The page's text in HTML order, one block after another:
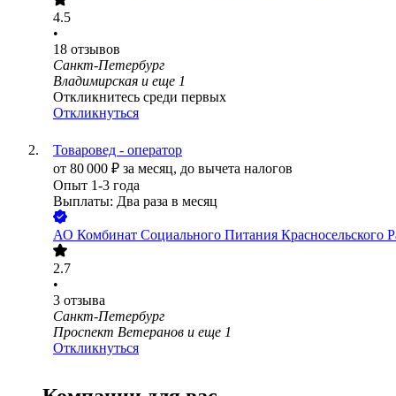
4.5
•
18 отзывов
Санкт-Петербург
Владимирская и еще 1
Откликнитесь среди первых
Откликнуться
Товаровед - оператор
от 80 000 ₽ за месяц, до вычета налогов
Опыт 1-3 года
Выплаты: Два раза в месяц
АО Комбинат Социального Питания Красносельского
2.7
•
3 отзыва
Санкт-Петербург
Проспект Ветеранов и еще 1
Откликнуться